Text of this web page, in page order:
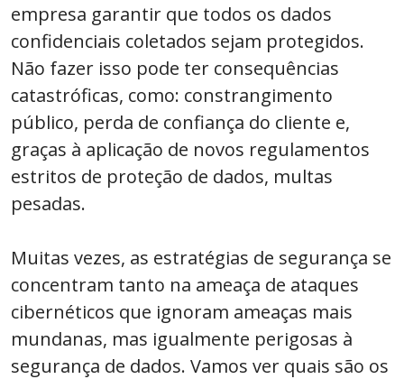
empresa garantir que todos os dados
confidenciais coletados sejam protegidos.
Não fazer isso pode ter consequências
catastróficas, como: constrangimento
público, perda de confiança do cliente e,
graças à aplicação de novos regulamentos
estritos de proteção de dados, multas
pesadas.
Muitas vezes, as estratégias de segurança se
concentram tanto na ameaça de ataques
cibernéticos que ignoram ameaças mais
mundanas, mas igualmente perigosas à
segurança de dados. Vamos ver quais são os